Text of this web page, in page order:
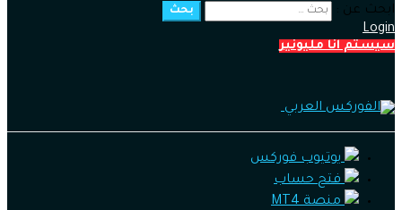
ابحث عن :
بحث
Login
سيستم انا مليونير
يوتيوب فوركس
فتح حساب
منصة MT4